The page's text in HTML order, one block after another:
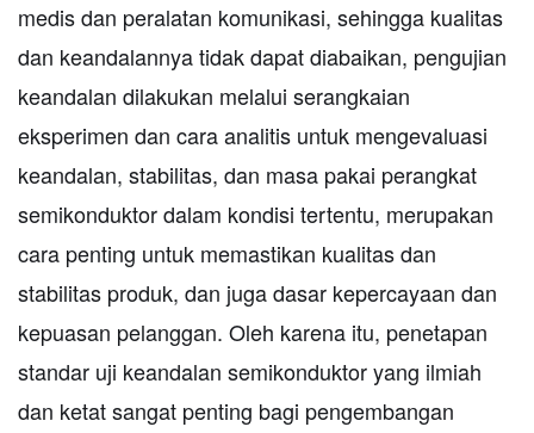
medis dan peralatan komunikasi, sehingga kualitas
dan keandalannya tidak dapat diabaikan, pengujian
keandalan dilakukan melalui serangkaian
eksperimen dan cara analitis untuk mengevaluasi
keandalan, stabilitas, dan masa pakai perangkat
semikonduktor dalam kondisi tertentu, merupakan
cara penting untuk memastikan kualitas dan
stabilitas produk, dan juga dasar kepercayaan dan
kepuasan pelanggan. Oleh karena itu, penetapan
standar uji keandalan semikonduktor yang ilmiah
dan ketat sangat penting bagi pengembangan